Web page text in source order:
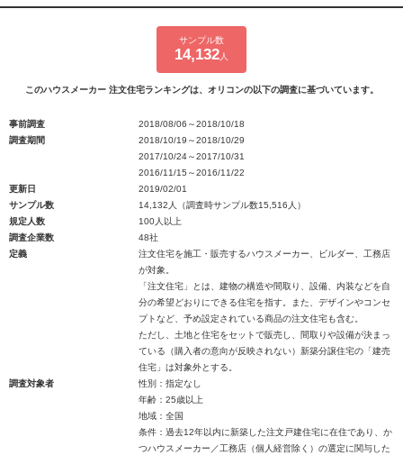
サンプル数
14,132 人
このハウスメーカー 注文住宅ランキングは、オリコンの以下の調査に基づいています。
事前調査
2018/08/06～2018/10/18
調査期間
2018/10/19～2018/10/29
2017/10/24～2017/10/31
2016/11/15～2016/11/22
更新日
2019/02/01
サンプル数
14,132人（調査時サンプル数15,516人）
規定人数
100人以上
調査企業数
48社
定義
注文住宅を施工・販売するハウスメーカー、ビルダー、工務店
が対象。
「注文住宅」とは、建物の構造や間取り、設備、内装などを自
分の希望どおりにできる住宅を指す。また、デザインやコンセ
プトなど、予め設定されている商品の注文住宅も含む。
ただし、土地と住宅をセットで販売し、間取りや設備が決まっ
ている（購入者の意向が反映されない）新築分譲住宅の「建売
住宅」は対象外とする。
調査対象者
性別：指定なし
年齢：25歳以上
地域：全国
条件：過去12年以内に新築した注文戸建住宅に在住であり、か
つハウスメーカー／工務店（個人経営除く）の選定に関与した